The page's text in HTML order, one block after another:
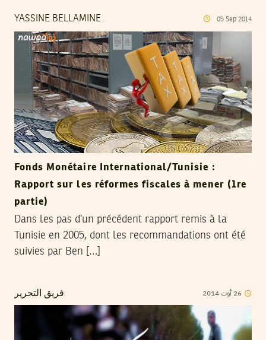
YASSINE BELLAMINE 05 Sep 2014
Fonds Monétaire International/Tunisie :
Rapport sur les réformes fiscales à mener (1re
partie)
Dans les pas d’un précédent rapport remis à la
Tunisie en 2005, dont les recommandations ont été
suivies par Ben […]
فريق التحرير 26 أوت2014